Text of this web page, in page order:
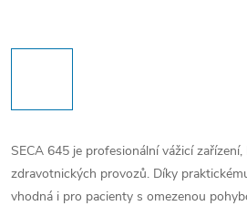
SECA 645 je profesionální vážicí
zdravotnických provozů. Díky
vhodná i pro pacienty s omezenou